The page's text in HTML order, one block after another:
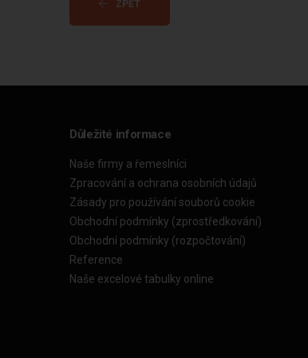
ZPĚT
Důležité informace
Naše firmy a řemeslníci
Zpracování a ochrana osobních údajů
Zásady pro používání souborů cookie
Obchodní podmínky (zprostředkování)
Obchodní podmínky (rozpočtování)
Reference
Naše excelové tabulky online